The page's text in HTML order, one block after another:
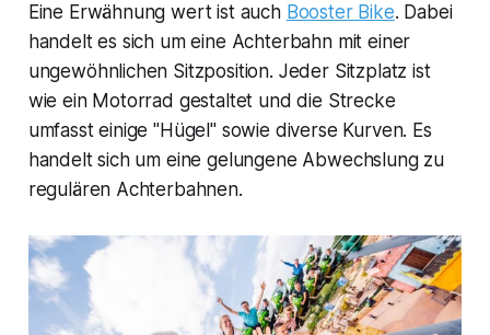
Eine Erwähnung wert ist auch Booster Bike. Dabei
handelt es sich um eine Achterbahn mit einer
ungewöhnlichen Sitzposition. Jeder Sitzplatz ist
wie ein Motorrad gestaltet und die Strecke
umfasst einige "Hügel" sowie diverse Kurven. Es
handelt sich um eine gelungene Abwechslung zu
regulären Achterbahnen.